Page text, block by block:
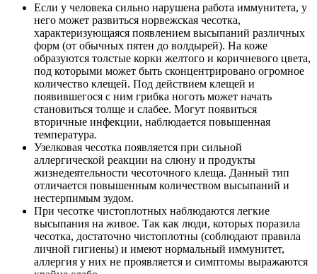
Если у человека сильно нарушена работа иммунитета, у
него может развиться норвежская чесотка,
характеризующаяся появлением высыпаний различных
форм (от обычных пятен до волдырей). На коже
образуются толстые корки желтого и коричневого цвета,
под которыми может быть сконцентрировано огромное
количество клещей. Под действием клещей и
появившегося с ним грибка ноготь может начать
становиться толще и слабее. Могут появиться
вторичные инфекции, наблюдается повышенная
температура.
Узелковая чесотка появляется при сильной
аллергической реакции на слюну и продукты
жизнедеятельности чесоточного клеща. Данный тип
отличается повышенным количеством высыпаний и
нестерпимым зудом.
При чесотке чистоплотных наблюдаются легкие
высыпания на живое. Так как люди, которых поразила
чесотка, достаточно чистоплотны (соблюдают правила
личной гигиены) и имеют нормальный иммунитет,
аллергия у них не проявляется и симптомы выражаются